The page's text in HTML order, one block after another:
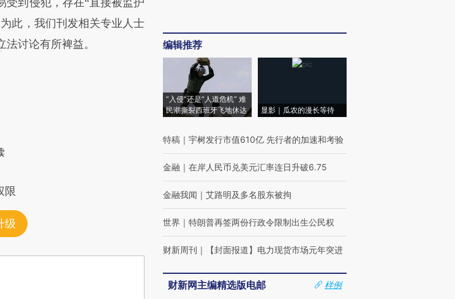
受到侵犯，存在“直接被监护
此，我们刊发相关专业人士
法讨论有所裨益。
限
级
编辑推荐
“入侵”还是“人道危机” 难
民潮撕裂西班牙飞地休达
显影｜瓜农的漫长等待
特稿 ｜ 宇树发行市值610亿 先行者的加速和考验
金融 ｜ 在岸人民币兑美元汇率连日升破6.75
金融我闻 ｜ 艾路明及多名股东被拘
世界 ｜ 特朗普再签两份行政令限制出生公民权
财新周刊 ｜ 【封面报道】电力现货市场元年突进
财新网主编精选版电邮
样例